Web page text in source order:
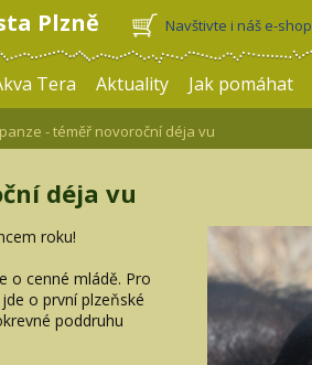
Plzně Navštivte i náš e-shop
Tera Aktuality Jak pomáhat
- téměř novoroční déja vu
déja vu
roku!
o cenné mládě. Pro
o první plzeňské
poddruhu